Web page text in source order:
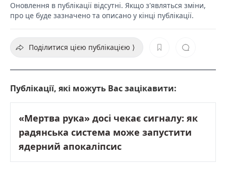
Оновлення в публікації відсутні. Якщо з'являться зміни,
про це буде зазначено та описано у кінці публікації.
Поділитися цією публікацією ⟩
Публікації, які можуть Вас зацікавити:
«Мертва рука» досі чекає сигналу: як
радянська система може запустити
ядерний апокаліпсис